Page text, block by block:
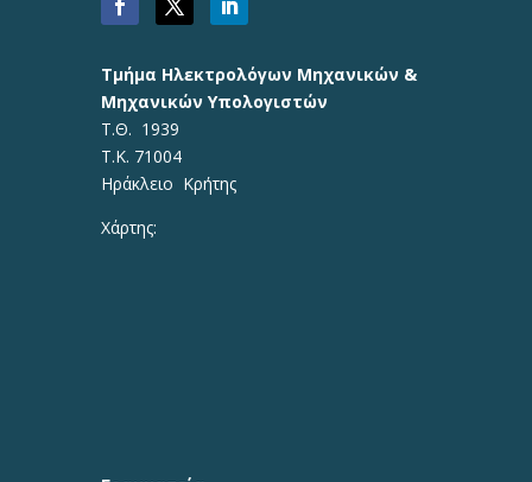
Τμήμα Ηλεκτρολόγων Μηχανικών &
Μηχανικών Υπολογιστών
Τ.Θ. 1939
Τ.Κ. 71004
Ηράκλειο Κρήτης
Χάρτης: